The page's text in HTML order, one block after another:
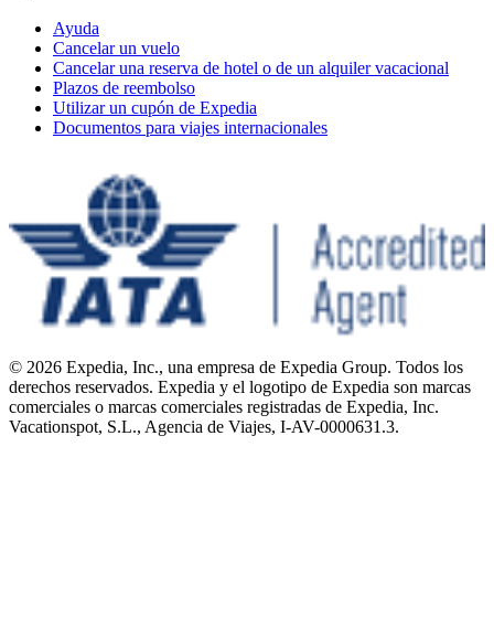
Ayuda
Cancelar un vuelo
Cancelar una reserva de hotel o de un alquiler vacacional
Plazos de reembolso
Utilizar un cupón de Expedia
Documentos para viajes internacionales
© 2026 Expedia, Inc., una empresa de Expedia Group. Todos los
derechos reservados. Expedia y el logotipo de Expedia son marcas
comerciales o marcas comerciales registradas de Expedia, Inc.
Vacationspot, S.L., Agencia de Viajes, I-AV-0000631.3.